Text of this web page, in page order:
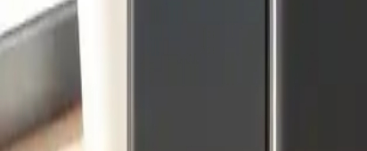
Mobile Klimaanlagen: Neue